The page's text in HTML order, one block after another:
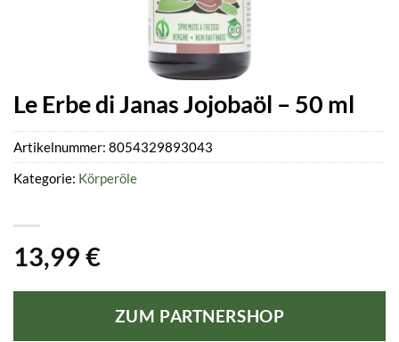
Le Erbe di Janas Jojobaöl – 50 ml
13,99 €
ZUM PARTNERSHOP
Artikelnummer: 8054329893043
Kategorie: Körperöle